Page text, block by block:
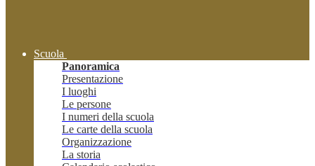
Scuola
Panoramica
Presentazione
I luoghi
Le persone
I numeri della scuola
Le carte della scuola
Organizzazione
La storia